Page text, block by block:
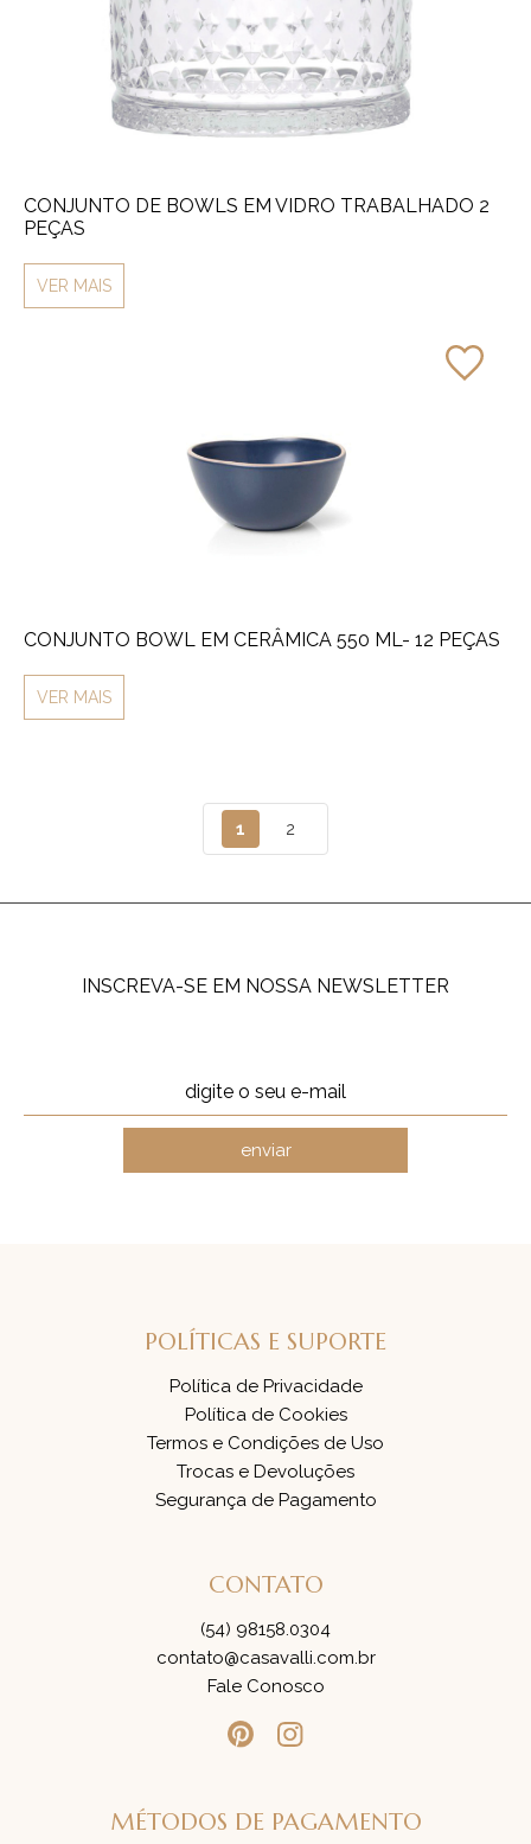
CONJUNTO DE BOWLS EM VIDRO TRABALHADO 2
PEÇAS
VER MAIS
CONJUNTO BOWL EM CERÂMICA 550 ML- 12 PEÇAS
VER MAIS
1 2
INSCREVA-SE EM NOSSA NEWSLETTER
enviar
POLÍTICAS E SUPORTE
Política de Privacidade
Política de Cookies
Termos e Condições de Uso
Trocas e Devoluções
Segurança de Pagamento
CONTATO
(54) 98158.0304
contato@casavalli.com.br
Fale Conosco
MÉTODOS DE PAGAMENTO